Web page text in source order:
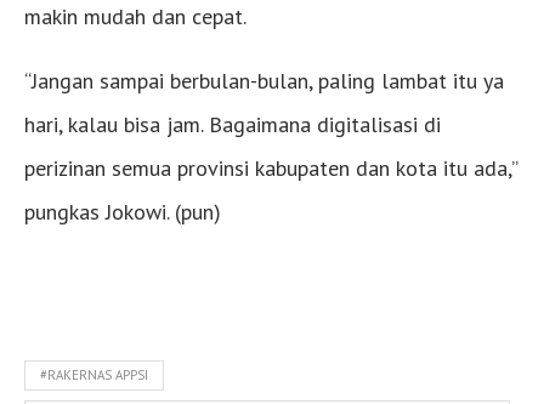
makin mudah dan cepat.
“Jangan sampai berbulan-bulan, paling lambat itu ya
hari, kalau bisa jam. Bagaimana digitalisasi di
perizinan semua provinsi kabupaten dan kota itu ada,”
pungkas Jokowi. (pun)
#RAKERNAS APPSI